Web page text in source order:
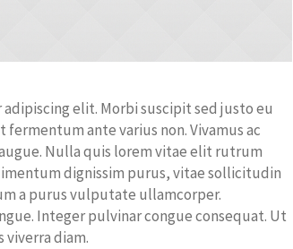
elit. Morbi suscipit sed justo eu
ante varius non. Vivamus ac
Nulla quis lorem vitae elit rutrum
dignissim purus, vitae sollicitudin
a purus vulputate ullamcorper.
Integer pulvinar congue consequat. Ut
diam.